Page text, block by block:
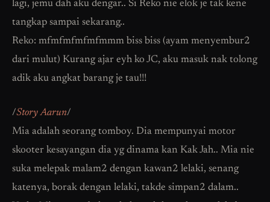
lagi, jemu dah aku dengar.. Si Reko nie elok je tak kene
tangkap sampai sekarang..
Reko: mfmfmfmfmfmmm biss biss (ayam menyembur2
dari mulut) Kurang ajar eyh ko JC, aku masuk nak tolong
adik aku angkat barang je tau!!!
/Story Aarun/
Mia adalah seorang tomboy. Dia mempunyai motor
skooter kesayangan dia yg dinama kan Kak Jah.. Mia nie
suka melepak malam2 dengan kawan2 lelaki, senang
katenya, borak dengan lelaki, takde simpan2 dalam..